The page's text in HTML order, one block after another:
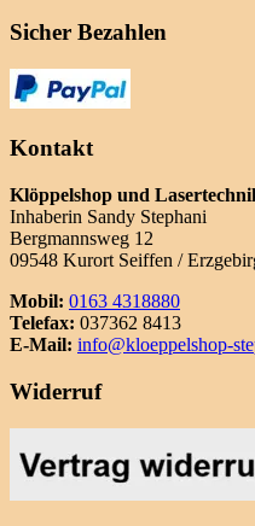
Sicher Bezahlen
Kontakt
Klöppelshop und
Inhaberin Sandy Stephani
Bergmannsweg 12
09548 Kurort Seiffen /
Mobil: 0163 4318880
Telefax: 037362 8413
E-Mail: info@kloeppelshop-
Widerruf